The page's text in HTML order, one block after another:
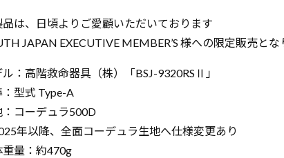
品は、日頃よりご愛顧いただいております
JAPAN EXECUTIVE MEMBER’S 様への限定販売とな
ル：高階救命器具（株）「BSJ-9320RSⅡ」
：型式 Type-A
：コーデュラ500D
年以降、全面コーデュラ生地へ仕様変更あり
重量：約470g